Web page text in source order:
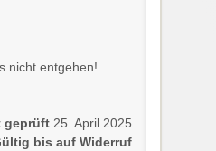
nicht entgehen!
geprüft 25. April 2025
bis auf Widerruf